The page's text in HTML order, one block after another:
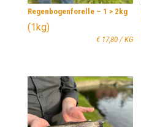
Regenbogenforelle – 1 > 2kg
(1kg)
€17,80 / KG